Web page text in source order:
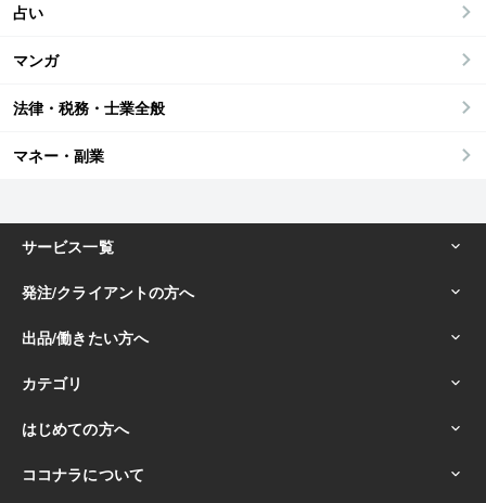
占い
マンガ
法律・税務・士業全般
マネー・副業